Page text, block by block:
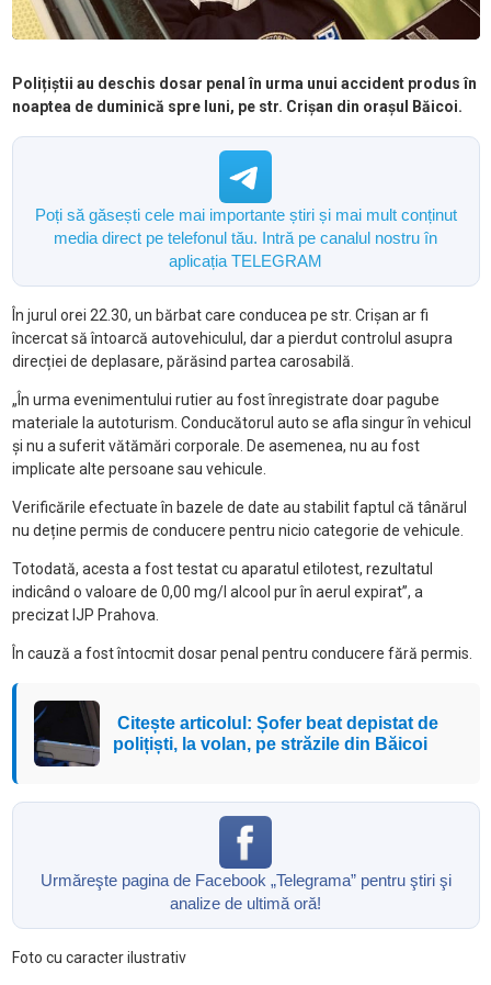
Polițiștii au deschis dosar penal în urma unui accident produs în
noaptea de duminică spre luni, pe str. Crișan din orașul Băicoi.
Poți să găsești cele mai importante știri și mai mult conținut
media direct pe telefonul tău. Intră pe canalul nostru în
aplicația TELEGRAM
În jurul orei 22.30, un bărbat care conducea pe str. Crișan ar fi
încercat să întoarcă autovehiculul, dar a pierdut controlul asupra
direcției de deplasare, părăsind partea carosabilă.
„În urma evenimentului rutier au fost înregistrate doar pagube
materiale la autoturism. Conducătorul auto se afla singur în vehicul
și nu a suferit vătămări corporale. De asemenea, nu au fost
implicate alte persoane sau vehicule.
Verificările efectuate în bazele de date au stabilit faptul că tânărul
nu deține permis de conducere pentru nicio categorie de vehicule.
Totodată, acesta a fost testat cu aparatul etilotest, rezultatul
indicând o valoare de 0,00 mg/l alcool pur în aerul expirat”, a
precizat IJP Prahova.
În cauză a fost întocmit dosar penal pentru conducere fără permis.
Citește articolul: Șofer beat depistat de
polițiști, la volan, pe străzile din Băicoi
Urmăreşte pagina de Facebook „Telegrama” pentru ştiri şi
analize de ultimă oră!
Foto cu caracter ilustrativ